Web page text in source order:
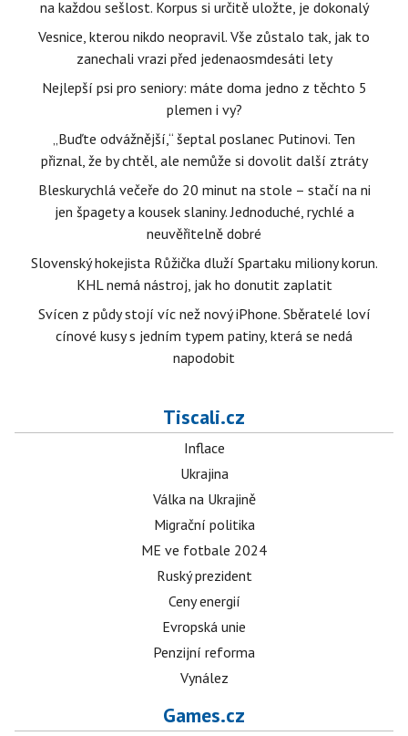
na každou sešlost. Korpus si určitě uložte, je dokonalý
Vesnice, kterou nikdo neopravil. Vše zůstalo tak, jak to
zanechali vrazi před jedenaosmdesáti lety
Nejlepší psi pro seniory: máte doma jedno z těchto 5
plemen i vy?
„Buďte odvážnější,“ šeptal poslanec Putinovi. Ten
přiznal, že by chtěl, ale nemůže si dovolit další ztráty
Bleskurychlá večeře do 20 minut na stole – stačí na ni
jen špagety a kousek slaniny. Jednoduché, rychlé a
neuvěřitelně dobré
Slovenský hokejista Růžička dluží Spartaku miliony korun.
KHL nemá nástroj, jak ho donutit zaplatit
Svícen z půdy stojí víc než nový iPhone. Sběratelé loví
cínové kusy s jedním typem patiny, která se nedá
napodobit
Tiscali.cz
Inflace
Ukrajina
Válka na Ukrajině
Migrační politika
ME ve fotbale 2024
Ruský prezident
Ceny energií
Evropská unie
Penzijní reforma
Vynález
Games.cz